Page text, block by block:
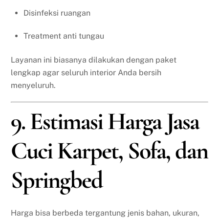
Disinfeksi ruangan
Treatment anti tungau
Layanan ini biasanya dilakukan dengan paket
lengkap agar seluruh interior Anda bersih
menyeluruh.
9. Estimasi Harga Jasa
Cuci Karpet, Sofa, dan
Springbed
Harga bisa berbeda tergantung jenis bahan, ukuran,